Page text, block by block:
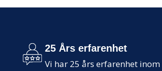
25 Års erfarenhet
Vi har 25 års erfarenhet inom